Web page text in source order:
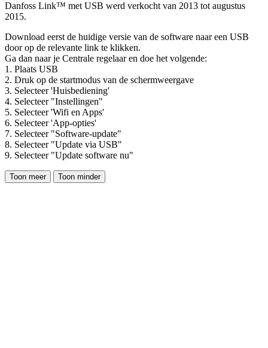
Danfoss Link™ met USB werd verkocht van 2013 tot augustus
2015.
Download eerst de huidige versie van de software naar een USB
door op de relevante link te klikken.
Ga dan naar je Centrale regelaar en doe het volgende:
1. Plaats USB
2. Druk op de startmodus van de schermweergave
3. Selecteer 'Huisbediening'
4. Selecteer "Instellingen"
5. Selecteer 'Wifi en Apps'
6. Selecteer 'App-opties'
7. Selecteer "Software-update"
8. Selecteer "Update via USB"
9. Selecteer "Update software nu"
Toon meer Toon minder